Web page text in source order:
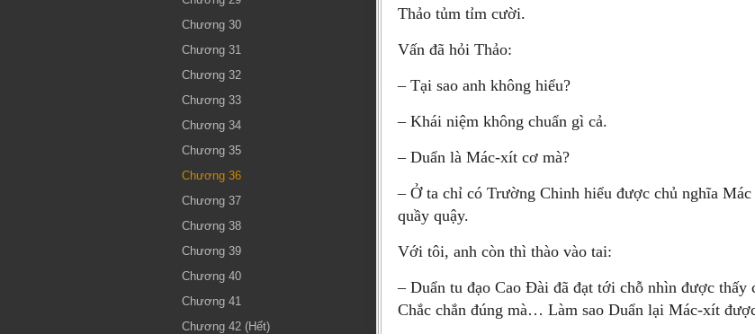
Thảo tủm tỉm cười.
Vấn đã hỏi Thảo:
– Tại sao anh không hiểu?
– Khái niệm không chuẩn gì cả.
– Duẩn là Mác-xít cơ mà?
– Ở ta chỉ có Trường Chinh hiểu được chủ nghĩa
quầy quậy.
Với tôi, anh còn thì thào vào tai:
– Duẩn tu đạo Cao Đài đã đạt tới chỗ nhìn được
Chắc chắn đúng mà… Làm sao Duẩn lại Mác-xít
Chương 30
Chương 31
Chương 32
Chương 33
Chương 34
Chương 35
Chương 36
Chương 37
Chương 38
Chương 39
Chương 40
Chương 41
Chương 42 (Hết)